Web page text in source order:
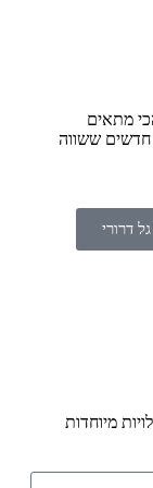
מתאים
ששווה
דרורי
מיוחדות